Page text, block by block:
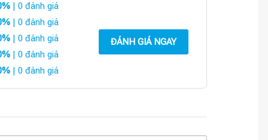
| 0 đánh giá
| 0 đánh giá
| 0 đánh giá
| 0 đánh giá
| 0 đánh giá
ĐÁNH GIÁ NGAY